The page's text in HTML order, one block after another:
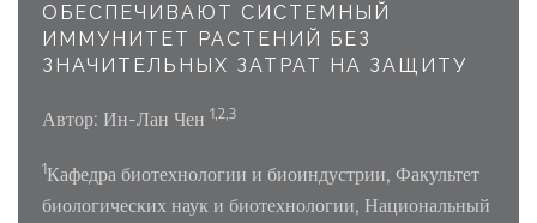
ОБЕСПЕЧИВАЮТ СИСТЕМНЫЙ
ИММУНИТЕТ РАСТЕНИЙ БЕЗ
ЗНАЧИТЕЛЬНЫХ ЗАТРАТ НА ЗАЩИТУ
Автор: Ин-Лан Чен 1,2,3
1Кафедра биотехнологии и биоиндустрии, Факультет
биологических наук и биотехнологии, Национальный